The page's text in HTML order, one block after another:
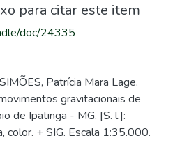
para citar este item
doc/24335
Patrícia Mara Lage.
gravitacionais de
de Ipatinga - MG. [S. l.]:
color. + SIG. Escala 1:35.000.